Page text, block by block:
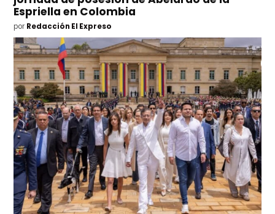
Espriella en Colombia
por Redacción El Expreso